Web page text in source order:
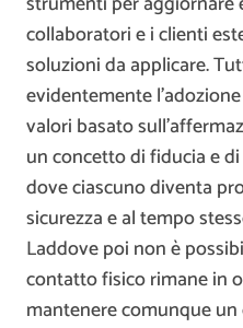
collaboratori e i clienti
soluzioni da applicare.
evidentemente
valori basato
un concetto di fiducia e
dove ciascuno diventa
sicurezza e al tempo
Laddove poi non è
contatto fisico rimane in
mantenere comunque